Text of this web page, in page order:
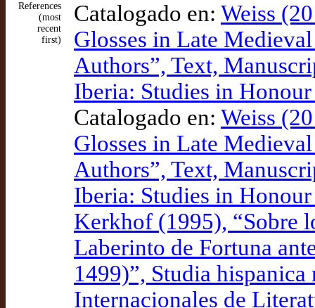
References
(most
recent
first)
Catalogado en: Weiss
Glosses in Late
Authors”, Text,
Iberia: Studies in
Catalogado en: Weiss
Glosses in Late
Authors”, Text,
Iberia: Studies in
Kerkhof (1995), “Sobre
Laberinto de Fortuna
1499)”, Studia
Internacionales de